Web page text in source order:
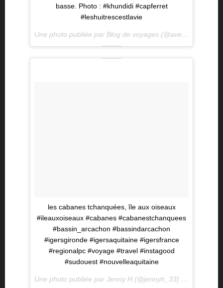
basse. Photo : #khundidi #capferret
#leshuitrescestlavie
Une photo publiée par Blog de voyages (@aventurevoyage) le
les cabanes tchanquées, île aux oiseaux
#ileauxoiseaux #cabanes #cabanestchanquees
#bassin_arcachon #bassindarcachon
#igersgironde #igersaquitaine #igersfrance
#regionalpc #voyage #travel #instagood
#sudouest #nouvelleaquitaine
Une photo publiée par Jenny H (@jennyh_33) le